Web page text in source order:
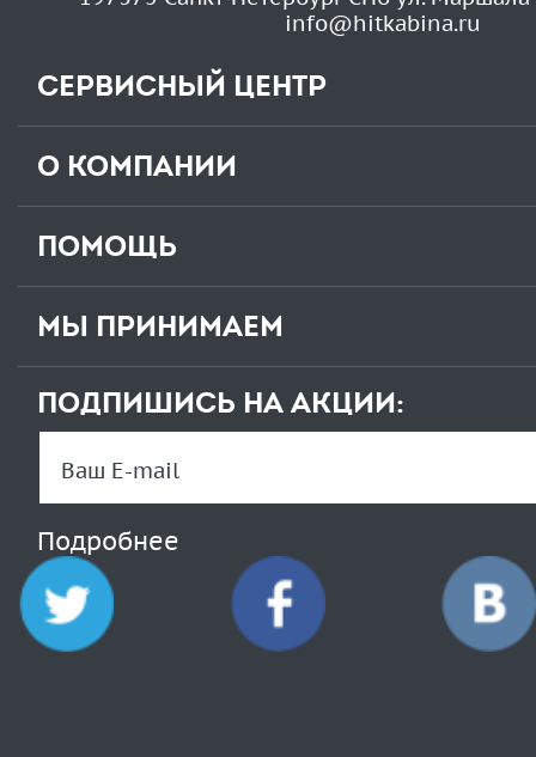
info@hitkabina.ru
СЕРВИСНЫЙ ЦЕНТР
О КОМПАНИИ
ПОМОЩЬ
МЫ ПРИНИМАЕМ
ПОДПИШИСЬ НА АКЦИИ:
Подробнее